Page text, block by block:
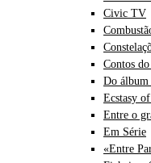
Civic TV
Contos
Do álbum
Ecstasy
Entre o
Em Série
«Entre